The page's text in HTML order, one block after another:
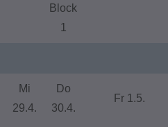
Block
1
Mi
29.4.
Do
30.4.
Fr 1.5.